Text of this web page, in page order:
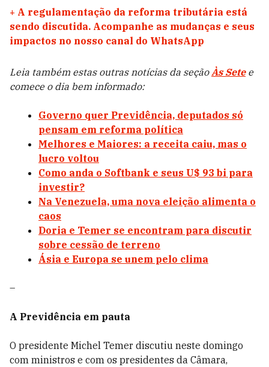
+ A regulamentação da reforma tributária está
sendo discutida. Acompanhe as mudanças e seus
impactos no nosso canal do WhatsApp
Leia também estas outras notícias da seçãoÀs Setee
comece o dia bem informado:
Governo quer Previdência, deputados só
pensam em reforma política
Melhores e Maiores: a receita caiu, mas o
lucro voltou
Como anda o Softbank e seus U$ 93 bi para
investir?
Na Venezuela, uma nova eleição alimenta o
caos
Doria e Temer se encontram para discutir
sobre cessão de terreno
Ásia e Europa se unem pelo clima
–
A Previdência em pauta
O presidente Michel Temer discutiu neste domingo
com ministros e com os presidentes da Câmara,